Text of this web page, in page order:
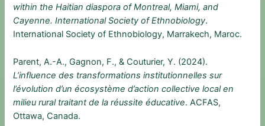
within the Haitian diaspora of Montreal, Miami, and
Cayenne. International Society of Ethnobiology.
International Society of Ethnobiology, Marrakech, Maroc.
Parent, A.-A., Gagnon, F., & Couturier, Y. (2024).
L’influence des transformations institutionnelles sur
l’évolution d’un écosystème d’action collective local en
milieu rural traitant de la réussite éducative. ACFAS,
Ottawa, Canada.